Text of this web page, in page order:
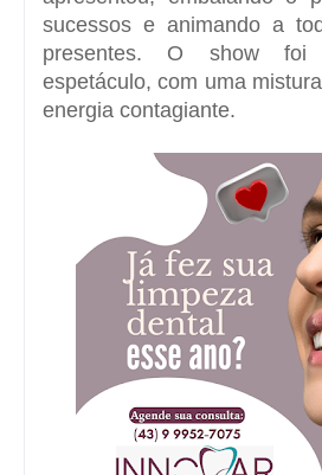
sucessos e animando a
presentes. O show foi
espetáculo, com uma
energia contagiante.